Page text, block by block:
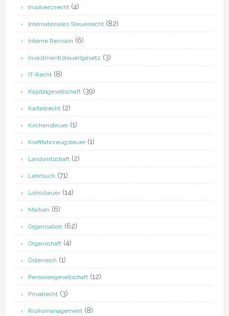
Insolvenzrecht(4)
Internationales Steuerrecht(82)
Interne Revision (6)
Investment(steuer)gesetz (3)
IT-Recht(8)
Kapitalgesellschaft(39)
Kartellrecht(2)
Kirchensteuer(1)
Kraftfahrzeugsteuer(1)
Landwirtschaft(2)
Lehrbuch (71)
Lohnsteuer(14)
Marken (6)
Organisation (62)
Organschaft(4)
Österreich (1)
Personengesellschaft(12)
Privatrecht(3)
Risikomanagement(8)